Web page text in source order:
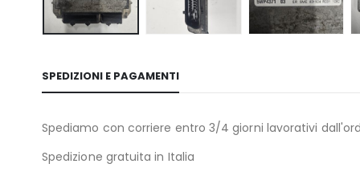
SPEDIZIONI E PAGAMENTI
Spediamo con corriere entro 3/4 giorni lavorativi
Spedizione gratuita in Italia